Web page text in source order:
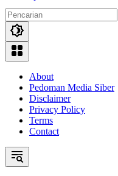
About
Pedoman Media Siber
Disclaimer
Privacy Policy
Terms
Contact